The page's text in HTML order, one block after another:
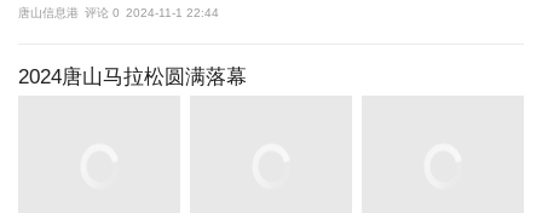
唐山信息港 评论 0 2024-11-1 22:44
2024唐山马拉松圆满落幕